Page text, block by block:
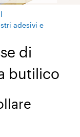
adesivi e
di
butilico